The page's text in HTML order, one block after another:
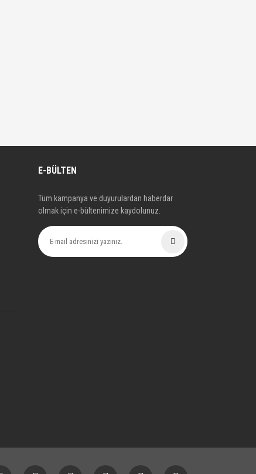
E-BÜLTEN
Tüm kampanya ve duyurulardan haberdar
olmak için e-bültenimize kaydolunuz.